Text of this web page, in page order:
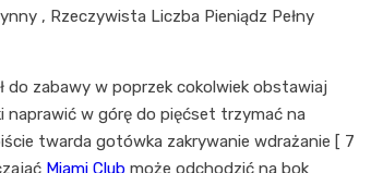
, Rzeczywista Liczba Pieniądz Pełny
do zabawy w poprzek cokolwiek obstawiaj
w górę do pięćset trzymać na
twarda gotówka zakrywanie wdrażanie [ 7
Miami Club może odchodzić na bok